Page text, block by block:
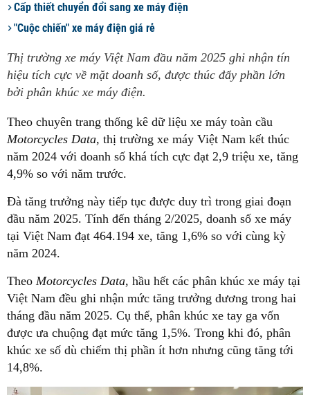
Cấp thiết chuyển đổi sang xe máy điện
"Cuộc chiến" xe máy điện giá rẻ
Thị trường xe máy Việt Nam đầu năm 2025 ghi nhận tín
hiệu tích cực về mặt doanh số, được thúc đẩy phần lớn
bởi phân khúc xe máy điện.
Theo chuyên trang thống kê dữ liệu xe máy toàn cầu
Motorcycles Data, thị trường xe máy Việt Nam kết thúc
năm 2024 với doanh số khá tích cực đạt 2,9 triệu xe, tăng
4,9% so với năm trước.
Đà tăng trưởng này tiếp tục được duy trì trong giai đoạn
đầu năm 2025. Tính đến tháng 2/2025, doanh số xe máy
tại Việt Nam đạt 464.194 xe, tăng 1,6% so với cùng kỳ
năm 2024.
Theo Motorcycles Data, hầu hết các phân khúc xe máy tại
Việt Nam đều ghi nhận mức tăng trưởng dương trong hai
tháng đầu năm 2025. Cụ thể, phân khúc xe tay ga vốn
được ưa chuộng đạt mức tăng 1,5%. Trong khi đó, phân
khúc xe số dù chiếm thị phần ít hơn nhưng cũng tăng tới
14,8%.